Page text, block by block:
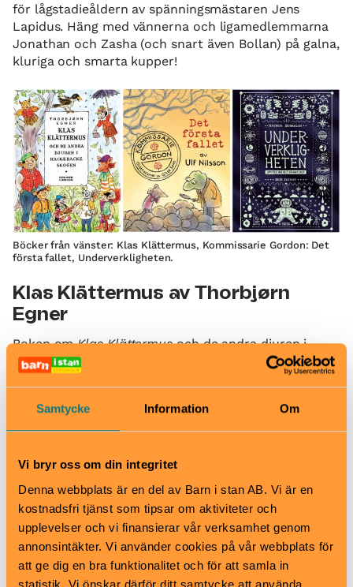
Samtycke Information Om
Vi bryr oss om din integritet
Denna webbplats är en del av Barn i stan AB. Vi är en
kostnadsfri tjänst som tipsar om aktiviteter och
upplevelser och vi finansierar vår verksamhet genom
annonsintäkter. Vi använder cookies på vår webbplats för
att ge dig en bra funktionalitet och för att samla in
statistik. Vi önskar därför ditt samtycke att använda
för lågstadieåldern av spänningsmästaren Jens
Lapidus. Häng med vännerna och ligamedlemmarna
Jonathan och Zasha (och snart även Bollan) på galna,
kluriga och smarta kupper!
Böcker från vänster: Klas Klättermus, Kommissarie Gordon: Det
första fallet, Underverkligheten.
Klas Klättermus av Thorbjørn
Egner
Boken omKlas Klättermusoch de andra djuren i
Hackebackeskogen blev snabbt en kär favorit hos
svenska barn när den kom ut 1954 – och den håller
bokhyllor.
Nilsson
Vänliga, filosofiska och underfundiga
småbarnsdeckare om den lite trötta och frusna
paddan, kommissarie Gordon, och hans pigga
assistent, musen Paddy. Varm, humoristisk visdom av
en av Sveriges främsta barnboksförfattare – Ulf